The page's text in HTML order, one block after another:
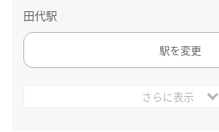
田代駅
駅を変更
さらに表示